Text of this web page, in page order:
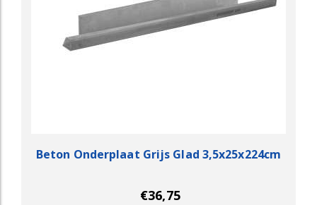
Beton Onderplaat Grijs Glad 3,5x25x224cm
€36,75